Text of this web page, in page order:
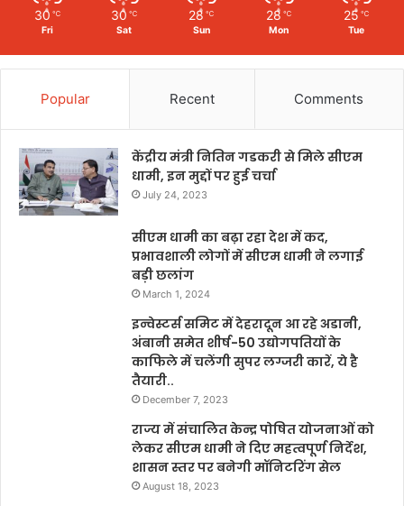
30 ℃
Fri
30 ℃
Sat
28 ℃
Sun
28 ℃
Mon
25 ℃
Tue
Popular Recent Comments
केंद्रीय मंत्री नितिन गडकरी से मिले सीएम
धामी, इन मुद्दों पर हुई चर्चा
July 24, 2023
सीएम धामी का बढ़ा रहा देश में कद,
प्रभावशाली लोगों में सीएम धामी ने लगाई
बड़ी छलांग
March 1, 2024
इन्वेस्टर्स समिट में देहरादून आ रहे अडानी,
अंबानी समेत शीर्ष-50 उद्योगपतियों के
काफिले में चलेंगी सुपर लग्जरी कारें, ये है
तैयारी..
December 7, 2023
राज्य में संचालित केन्द्र पोषित योजनाओं को
लेकर सीएम धामी ने दिए महत्वपूर्ण निर्देश,
शासन स्तर पर बनेगी मॉनिटरिंग सेल
August 18, 2023